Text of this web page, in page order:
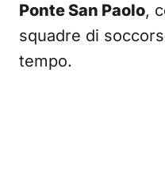
Ponte San Paolo,
squadre di
tempo.